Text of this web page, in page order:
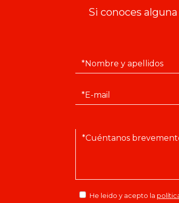
Si conoces
He leido y acepto la